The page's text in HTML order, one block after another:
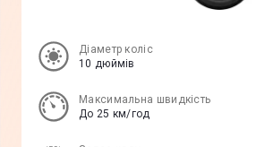
Діаметр коліс
10 дюймів
Максимальна швидкість
До 25 км/год